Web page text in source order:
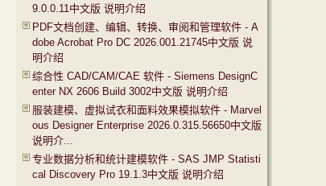
9.0.0.11中文版 说明介绍
PDF文档创建、编辑、转换、审阅和管理软件 - A
dobe Acrobat Pro DC 2026.001.21745中文版 说
明介绍
综合性 CAD/CAM/CAE 软件 - Siemens DesignC
enter NX 2606 Build 3002中文版 说明介绍
服装建模、虚拟试衣和面料效果模拟软件 - Marvel
ous Designer Enterprise 2026.0.315.56650中文版
说明介...
专业数据分析和统计建模软件 - SAS JMP Statisti
cal Discovery Pro 19.1.3中文版 说明介绍